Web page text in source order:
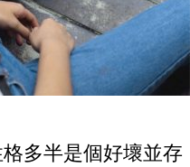
多半是個好壞並存